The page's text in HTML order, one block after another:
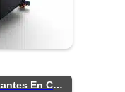
Barra Desayunador Con Estantes En Chapa